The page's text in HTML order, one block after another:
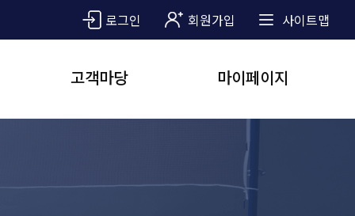
로그인 회원가입 사이트맵
고객마당 마이페이지
수강신청내역
대관신청내역
일일입장내역